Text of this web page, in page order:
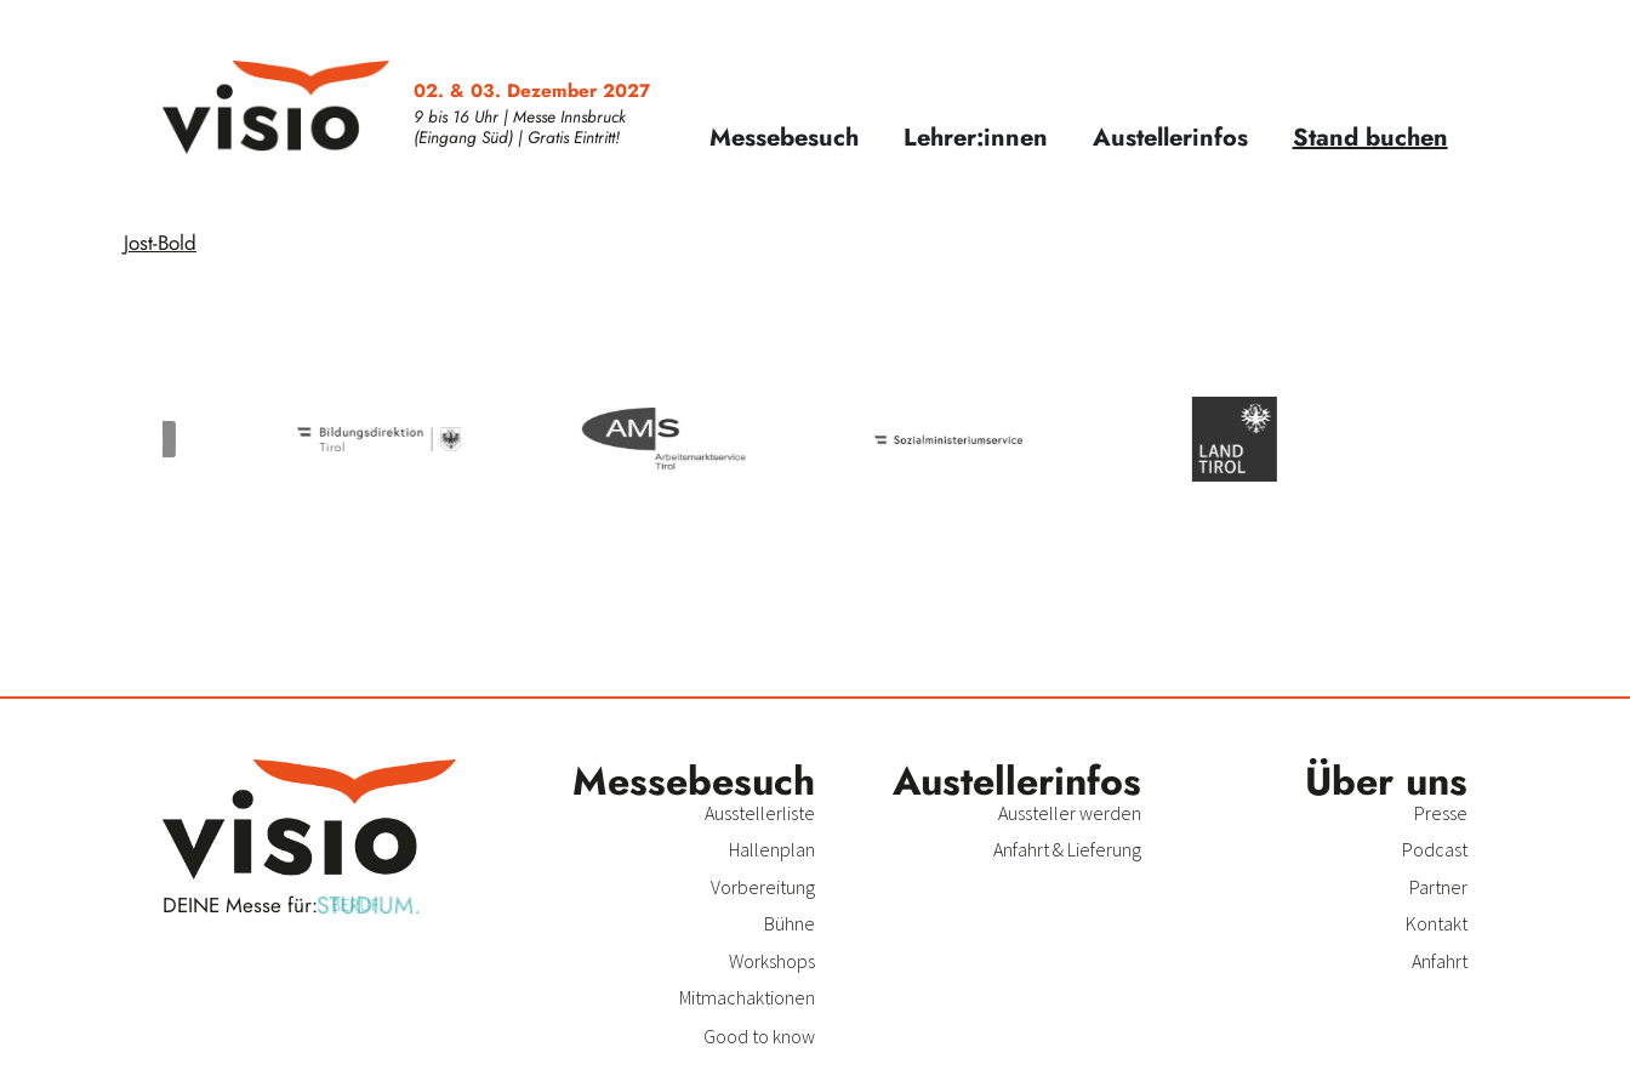
02. & 03. Dezember 2027
9 bis 16 Uhr | Messe Innsbruck
(Eingang Süd) | Gratis Eintritt!
Messebesuch Lehrer:innen Austellerinfos Stand buchen
Jost-Bold
DEINE Messe für: BERUF.
STUDIUM.
Messe­besuch
Ausstellerliste
Hallenplan
Vorbereitung
Bühne
Workshops
Mitmachaktionen
Good to know
Austeller­infos
Aussteller werden
Anfahrt & Lieferung
Über uns
Presse
Podcast
Partner
Kontakt
Anfahrt